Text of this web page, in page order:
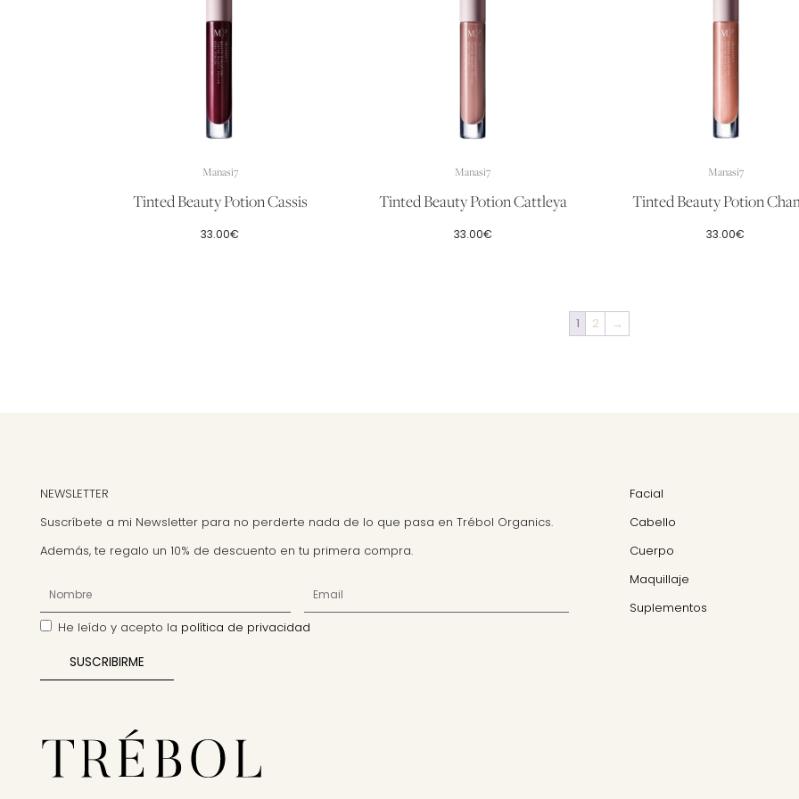
Manasi7
Tinted Beauty Potion Cassis
33.00€
Manasi7
Tinted Beauty Potion Cattleya
33.00€
Manasi7
Tinted Beauty Potion
33.00€
1 2 →
NEWSLETTER
Suscríbete a mi Newsletter para no perderte nada de lo que pasa en Trébol Organics.
Además, te regalo un 10% de descuento en tu primera compra.
He leído y acepto la política de privacidad
Facial
Cabello
Cuerpo
Maquillaje
Suplementos